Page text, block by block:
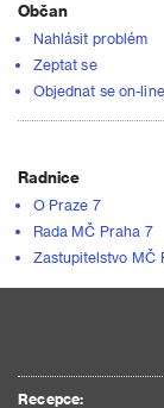
Občan
Nahlásit problém
Zeptat se
Objednat se on-line
Radnice
O Praze 7
Rada MČ Praha 7
Zastupitelstvo MČ
Recepce: